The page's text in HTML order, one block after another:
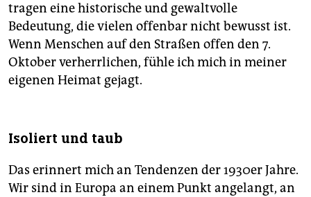
tragen eine historische und gewaltvolle
Bedeutung, die vielen offenbar nicht bewusst ist.
Wenn Menschen auf den Straßen offen den 7.
Oktober verherrlichen, fühle ich mich in meiner
eigenen Heimat gejagt.
Isoliert und taub
Das erinnert mich an Tendenzen der 1930er Jahre.
Wir sind in Europa an einem Punkt angelangt, an